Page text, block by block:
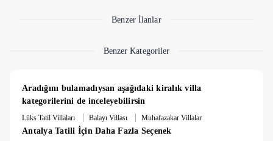
Benzer İlanlar
Benzer Kategoriler
Aradığını bulamadıysan aşağıdaki kiralık villa
kategorilerini de inceleyebilirsin
Lüks Tatil Villaları | Balayı Villası | Muhafazakar Villalar
Antalya Tatili İçin Daha Fazla Seçenek